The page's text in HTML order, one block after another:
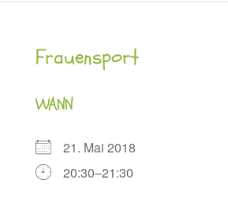
Frauensport
WANN
21. Mai 2018
20:30–21:30